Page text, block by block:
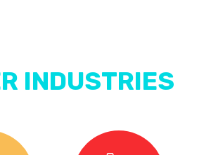
INDUSTRIES